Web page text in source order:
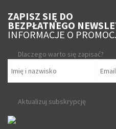
ZAPISZ SIĘ DO
BEZPŁATNEGO
INFORMACJE O
Dlaczego warto się zapisać?
Aktualizuj subskrypcję